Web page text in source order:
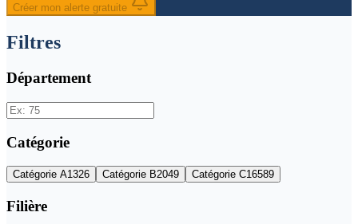
Créer mon alerte gratuite
Filtres
Département
Catégorie
Catégorie A1326 Catégorie B2049 Catégorie C16589
Filière